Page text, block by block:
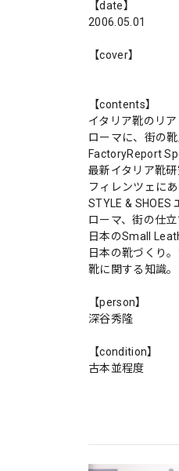
【date】
2006.05.01
【cover】
【contents】
イタリア靴のリア
ローマに、街の
FactoryReport
最新イタリア靴
フィレンツェに
STYLE & SHOES
ローマ、街の仕立
日本のSmall
日本の靴づくり
靴に関する知識
【person】
深谷秀隆
【condition】
古本並程度